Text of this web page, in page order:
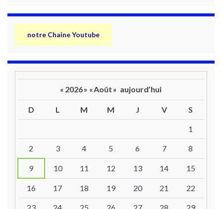
notre Chaine Youtube
« 2026» «Août » aujourd’hui
D L M M J V S
1
2 3 4 5 6 7 8
9 10 11 12 13 14 15
16 17 18 19 20 21 22